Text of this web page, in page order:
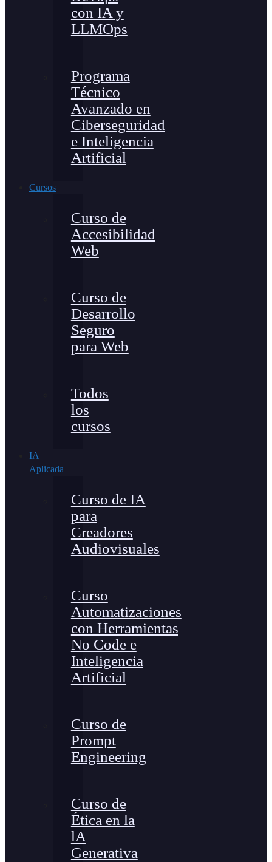
con IA y
LLMOps
Programa
Técnico
Avanzado en
Ciberseguridad
e Inteligencia
Artificial
Cursos
Curso de
Accesibilidad
Web
Curso de
Desarrollo
Seguro
para Web
Todos
los
cursos
IA
Aplicada
Curso de IA
para
Creadores
Audiovisuales
Curso
Automatizaciones
con Herramientas
No Code e
Inteligencia
Artificial
Curso de
Prompt
Engineering
Curso de
Ética en la
lA
Generativa